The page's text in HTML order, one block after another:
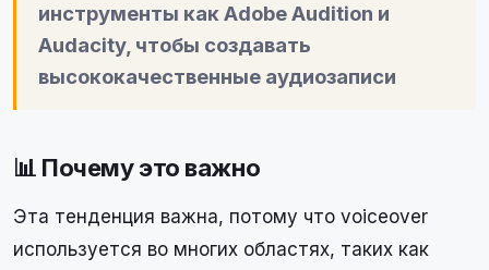
инструменты как Adobe Audition и
Audacity, чтобы создавать
высококачественные аудиозаписи
📊 Почему это важно
Эта тенденция важна, потому что voiceover
используется во многих областях, таких как